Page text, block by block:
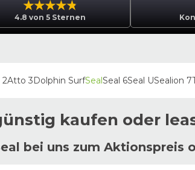
4.8 von 5 Sternen
2Atto 3Dolphin SurfSealSeal 6Seal USealion 7
kaufen oder
bei uns zum Aktionspreis